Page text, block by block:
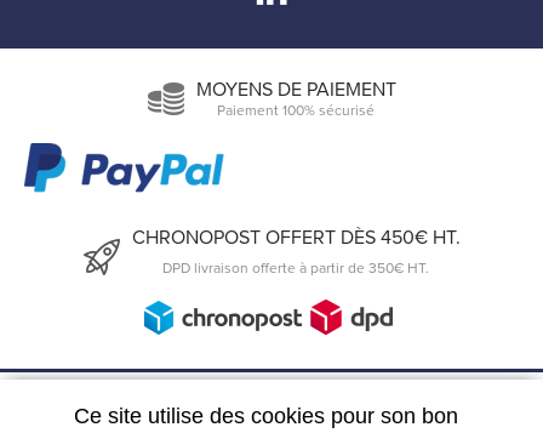
Ce site utilise des cookies pour son bon
MOYENS DE PAIEMENT
Paiement 100% sécurisé
CHRONOPOST OFFERT DÈS 450€ HT.
DPD livraison offerte à partir de 350€ HT.
6, Rue du 19 Mars 1962